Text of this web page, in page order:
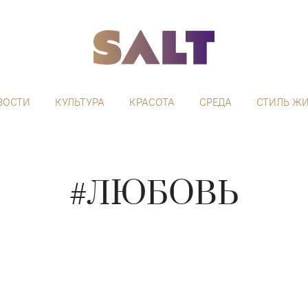
КУЛЬТУРА КРАСОТА СРЕДА СТИЛЬ
#ЛЮБОВЬ